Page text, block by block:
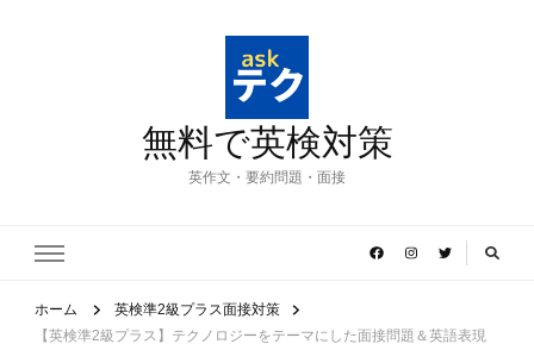
無料で英検対策
英作文・要約問題・面接
ホーム
英検準2級プラス面接対策
【英検準2級プラス】テクノロジーをテーマにした面接問題＆英語表現